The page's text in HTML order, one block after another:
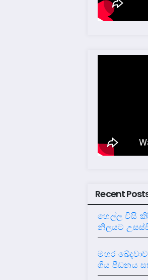
Recent
හෙල්ල විසි
නිලයට
මහර
ගිය පීඩනය